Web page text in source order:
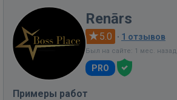
Renārs
5.0 · 1 отзывов
Был на сайте: 1 мес. назад
PRO
Примеры работ